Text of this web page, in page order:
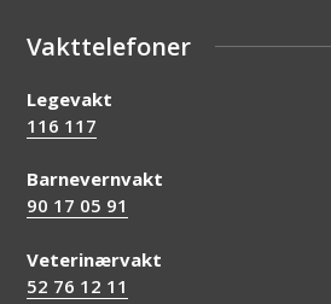
Vakttelefoner
Legevakt
116 117
Barnevernvakt
90 17 05 91
Veterinærvakt
52 76 12 11